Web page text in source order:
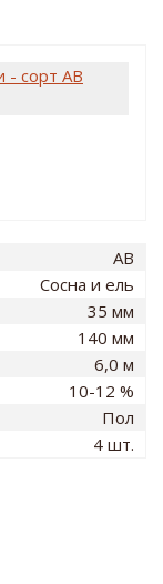
AB
Сосна и ель
35 мм
140 мм
6,0 м
10-12 %
Пол
4 шт.